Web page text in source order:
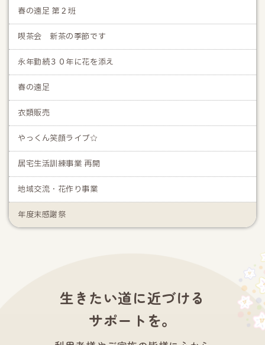
春の遠足 第２班
喫茶会 新茶の季節です
永年勤続３０年に花を添え
春の遠足
衣類販売
やっくん笑顔ライブ☆
居宅生活訓練事業 再開
地域交流・花作り事業
年度末感謝祭
生きたい道に近づける
サポートを。